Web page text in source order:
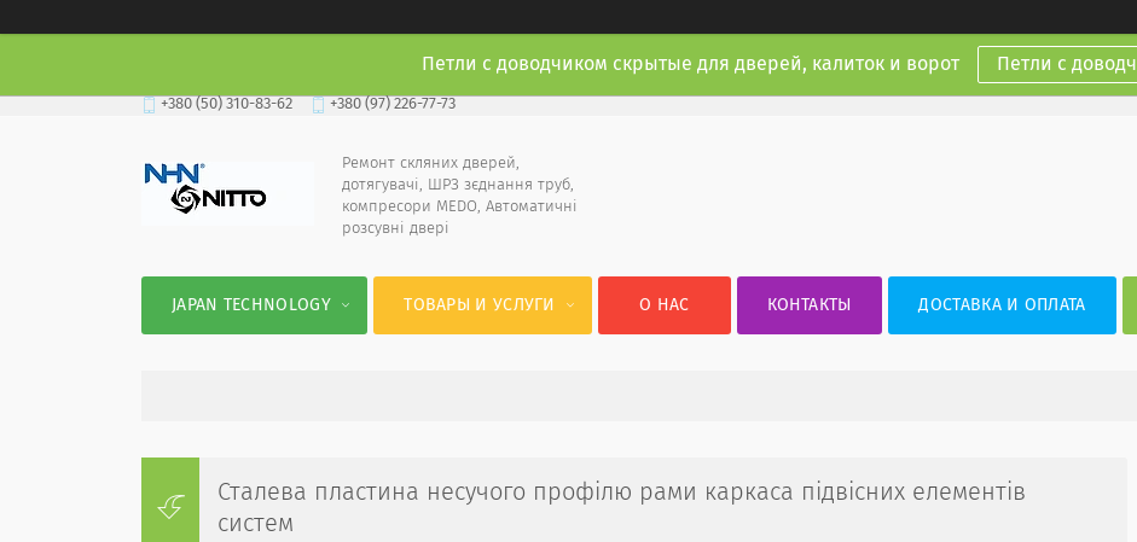
Петли с доводчиком скрытые для дверей, калиток и ворот Петли с
+380 (50) 310-83-62 +380 (97) 226-77-73
Ремонт скляних дверей,
дотягувачі, ШРЗ зєднання труб,
компресори MEDO, Автоматичні
розсувні двері
JAPAN TECHNOLOGY ТОВАРЫ И УСЛУГИ О НАС КОНТАКТЫ ДОСТАВКА И ОПЛАТА
Сталева пластина несучого профілю рами каркаса підвісних елементів
систем